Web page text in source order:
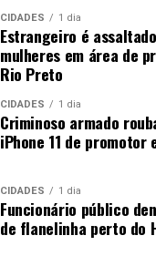
CIDADES 1 dia
Estrangeiro é
mulheres em área de
Rio Preto
CIDADES 1 dia
Criminoso armado
iPhone 11 de promotor
CIDADES 1 dia
Funcionário público
de flanelinha perto do